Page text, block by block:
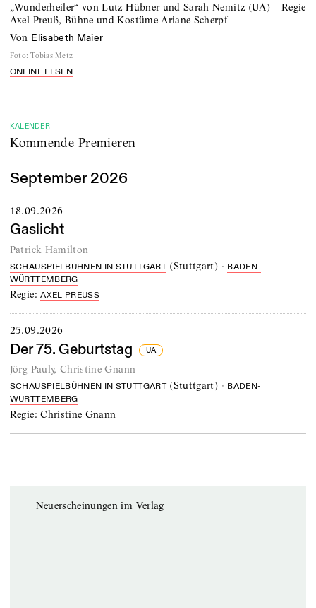
„Wunderheiler“ von Lutz Hübner und Sarah Nemitz (UA) – Regie
Axel Preuß, Bühne und Kostüme Ariane Scherpf
von Elisabeth Maier
Foto: Tobias Metz
ONLINE LESEN
KALENDER
Kommende Premieren
September 2026
18.09.2026
Gaslicht
Patrick Hamilton
SCHAUSPIELBÜHNEN IN STUTTGART(Stuttgart) · BADEN-
WÜRTTEMBERG
Regie:AXEL PREUSS
25.09.2026
Der 75. Geburtstag UA
Jörg Pauly, Christine Gnann
SCHAUSPIELBÜHNEN IN STUTTGART(Stuttgart) · BADEN-
WÜRTTEMBERG
Regie:Christine Gnann
Neuerscheinungen im Verlag